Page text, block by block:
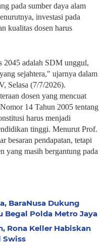
pada sumber daya alam
investasi pada
kualitas dosen harus
2045 adalah SDM unggul,
sejahtera," ujarnya dalam
Selasa (7/7/2026).
dosen yang mencuat
14 Tahun 2005 tentang
harus menjadi
tinggi. Menurut Prof.
besaran pendapatan, tetapi
yang masih bergantung pada
BaraNusa Dukung
Begal Polda Metro Jaya
Rona Keller Habiskan
Swiss